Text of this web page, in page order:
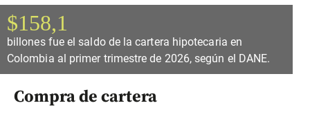
$158,1
billones fue el saldo de la cartera hipotecaria en
Colombia al primer trimestre de 2026, según el DANE.
Compra de cartera